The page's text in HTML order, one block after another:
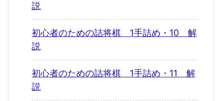
説
初心者のための詰将棋 1手詰め・10 解
説
初心者のための詰将棋 1手詰め・11 解
説